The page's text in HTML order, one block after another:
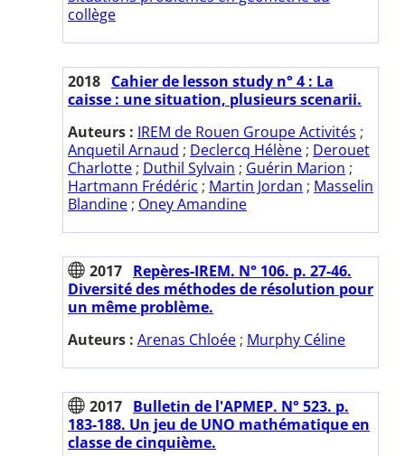
collège
2018 Cahier de lesson study n° 4 : La
caisse : une situation, plusieurs scenarii.
Auteurs : IREM de Rouen Groupe Activités ;
Anquetil Arnaud ; Declercq Hélène ; Derouet
Charlotte ; Duthil Sylvain ; Guérin Marion ;
Hartmann Frédéric ; Martin Jordan ; Masselin
Blandine ; Oney Amandine
2017 Repères-IREM. N° 106. p. 27-46.
Diversité des méthodes de résolution pour
un même problème.
Auteurs : Arenas Chloée ; Murphy Céline
2017 Bulletin de l'APMEP. N° 523. p.
183-188. Un jeu de UNO mathématique en
classe de cinquième.